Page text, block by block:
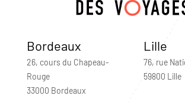
Bordeaux
26, cours du Chapeau-
Rouge
33000 Bordeaux
Lille
76, rue
59800 Lille